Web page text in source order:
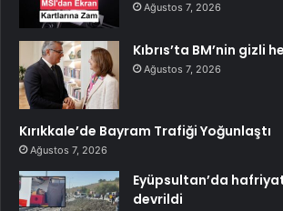
Ağustos 7, 2026
Kıbrıs’ta BM’nin gizli
Ağustos 7, 2026
Kırıkkale’de Bayram Trafiği Yoğunlaştı
Ağustos 7, 2026
Eyüpsultan’da
devrildi